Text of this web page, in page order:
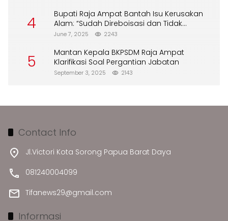
4
Bupati Raja Ampat Bantah Isu Kerusakan
Alam: “Sudah Direboisasi dan Tidak
Merusak Lingkungan”
June 7, 2025 2243
5
Mantan Kepala BKPSDM Raja Ampat
Klarifikasi Soal Pergantian Jabatan
September 3, 2025 2143
Contact Info
Jl.Victori Kota Sorong Papua Barat Daya
081240004099
Tifanews29@gmail.com
Informasi